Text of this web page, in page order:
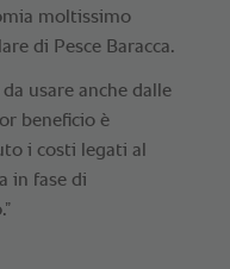
moltissimo
di Pesce Baracca.
usare anche dalle
beneficio è
i costi legati al
in fase di